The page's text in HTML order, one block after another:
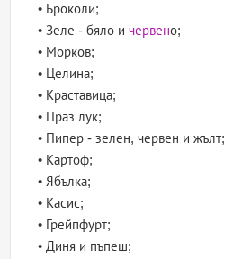
• Броколи;
• Зеле - бяло ичервено;
• Морков;
• Целина;
• Краставица;
• Праз лук;
• Пипер - зелен, червен и жълт;
• Картоф;
• Ябълка;
• Касис;
• Грейпфурт;
• Диня и пъпеш;